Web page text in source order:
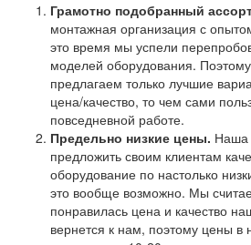
Грамотно подобранный
монтажная организация с
это время мы успели
моделей оборудования.
предлагаем только лучшие
цена/качество, то чем сами
повседневной работе.
Предельно низкие цены. Наша
предложить своим клиентам
оборудование по настолько
это вообще возможно. Мы
понравилась цена и качество
вернется к нам, поэтому цены в